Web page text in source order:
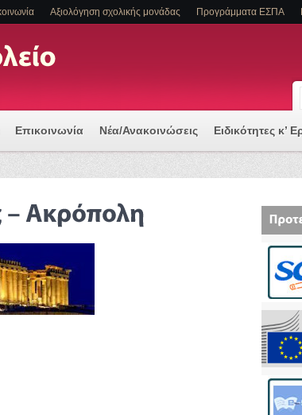
Αξιολόγηση σχολικής μονάδας Προγράμματα ΕΣΠΑ
Επικοινωνία Νέα/Ανακοινώσεις Ειδικότητες κ’
Υποστηριζόμενη Διδασκαλία
ΕΚΠΑΙΔΕΥΤΙΚΕΣ ΑΝΑΓΚΕΣ